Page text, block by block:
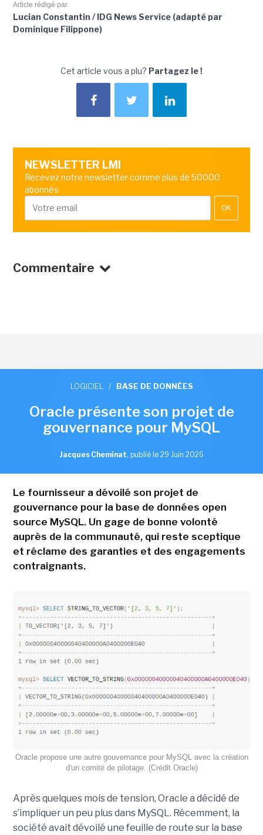
Article rédigé par
Lucian Constantin / IDG News Service (adapté par
Dominique Filippone)
Cet article vous a plu? Partagez le !
NEWSLETTER LMI
Recevez notre newsletter comme plus de 50000
abonnés
OK
Commentaire
LOGICIEL / BASE DE DONNÉES
Oracle présente son projet de
gouvernance pour MySQL
Jacques Cheminat, publié le 29 Juin 2026
Le fournisseur a dévoilé son projet de
gouvernance pour la base de données open
source MySQL. Un gage de bonne volonté
auprès de la communauté, qui reste sceptique
et réclame des garanties et des engagements
contraignants.
Oracle propose une autre gouvernance pour MySQL avec la création
d'un comité de pilotage. (Crédit Oracle)
Après quelques mois de tension, Oracle a décidé de
s’impliquer un peu plus dans MySQL. Récemment, la
société avait dévoilé une feuille de route sur la base